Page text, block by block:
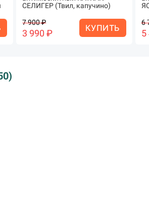
СЕЛИГЕР (Твил, капучино)
7 900 ₽
3 990 ₽ КУПИТЬ
6
5